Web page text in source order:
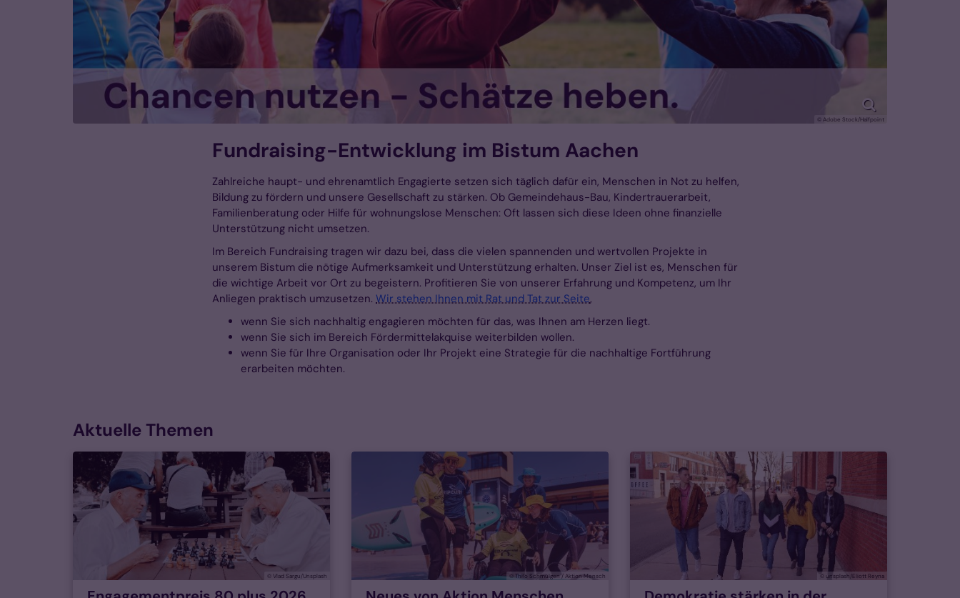
© Adobe Stock/Halfpoint
Fundraising-Entwicklung im Bistum Aachen
Zahlreiche haupt- und ehrenamtlich Engagierte setzen sich täglich dafür ein, Menschen in Not zu helfen,
Bildung zu fördern und unsere Gesellschaft zu stärken. Ob Gemeindehaus-Bau, Kindertrauerarbeit,
Familienberatung oder Hilfe für wohnungslose Menschen: Oft lassen sich diese Ideen ohne finanzielle
Unterstützung nicht umsetzen.
Im Bereich Fundraising tragen wir dazu bei, dass die vielen spannenden und wertvollen Projekte in
unserem Bistum die nötige Aufmerksamkeit und Unterstützung erhalten. Unser Ziel ist es, Menschen für
die wichtige Arbeit vor Ort zu begeistern. Profitieren Sie von unserer Erfahrung und Kompetenz, um Ihr
Anliegen praktisch umzusetzen. Wir stehen Ihnen mit Rat und Tat zur Seite,
wenn Sie sich nachhaltig engagieren möchten für das, was Ihnen am Herzen liegt.
wenn Sie sich im Bereich Fördermittelakquise weiterbilden wollen.
wenn Sie für Ihre Organisation oder Ihr Projekt eine Strategie für die nachhaltige Fortführung
erarbeiten möchten.
Aktuelle Themen
© Vlad Sargu/Unsplash © Thilo Schmülgen / Aktion Mensch © unsplash/Eliott Reyna